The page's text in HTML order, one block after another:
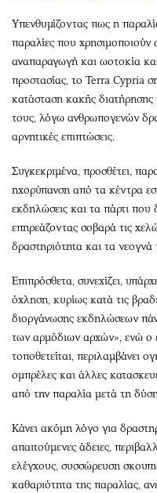
Υπενθυμίζοντας πως η
παραλίες που χρησιμοποιούν
αναπαραγωγή και ωοτοκία
προστασίας, το Terra Cypria
κατάσταση κακής
τους, λόγω ανθρωπογενών
αρνητικές επιπτώσεις.
Συγκεκριμένα, προσθέτει,
ηχορύπανση από τα κέντρα
εκδηλώσεις και τα πάρτι που
επηρεάζοντας σοβαρά τις
δραστηριότητα και τα νεογνά
Επιπρόσθετα, συνεχίζει,
όχληση, κυρίως κατά τις
διοργάνωσης εκδηλώσεων
των αρμόδιων αρχών», ενώ ο
τοποθετείται, περιλαμβάνει
ομπρέλες και άλλες
από την παραλία μετά τη
Κάνει ακόμη λόγο για
απαιτούμενες άδειες,
ελέγχους, συσσώρευση
καθαριότητα της παραλίας,